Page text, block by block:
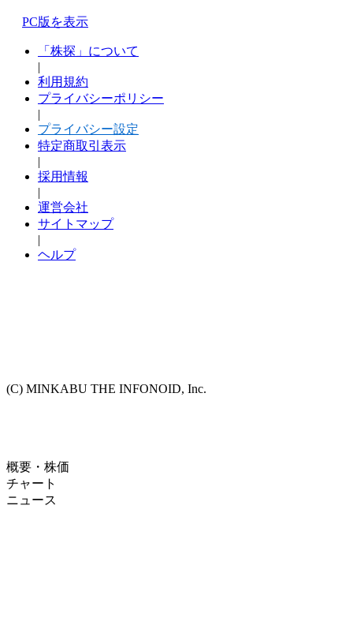
PC版を表示
「株探」について
|
利用規約
プライバシーポリシー
|
プライバシー設定
特定商取引表示
|
採用情報
|
運営会社
サイトマップ
|
ヘルプ
(C) MINKABU THE INFONOID, Inc.
概要・株価
チャート
ニュース